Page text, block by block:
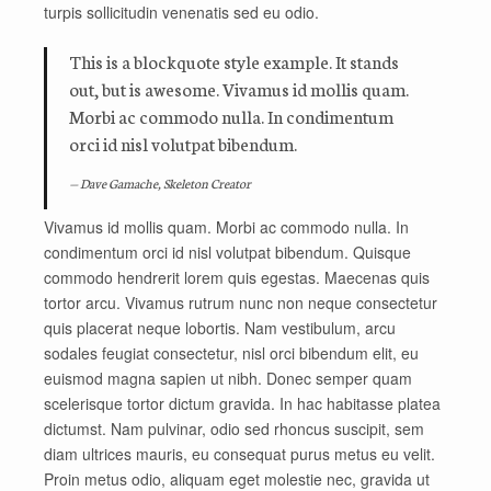
turpis sollicitudin venenatis sed eu odio.
This is a blockquote style example. It stands
out, but is awesome. Vivamus id mollis quam.
Morbi ac commodo nulla. In condimentum
orci id nisl volutpat bibendum.
Dave Gamache, Skeleton Creator
Vivamus id mollis quam. Morbi ac commodo nulla. In
condimentum orci id nisl volutpat bibendum. Quisque
commodo hendrerit lorem quis egestas. Maecenas quis
tortor arcu. Vivamus rutrum nunc non neque consectetur
quis placerat neque lobortis. Nam vestibulum, arcu
sodales feugiat consectetur, nisl orci bibendum elit, eu
euismod magna sapien ut nibh. Donec semper quam
scelerisque tortor dictum gravida. In hac habitasse platea
dictumst. Nam pulvinar, odio sed rhoncus suscipit, sem
diam ultrices mauris, eu consequat purus metus eu velit.
Proin metus odio, aliquam eget molestie nec, gravida ut